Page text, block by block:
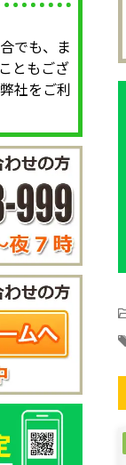
でも、ま
ともござ
社をご利